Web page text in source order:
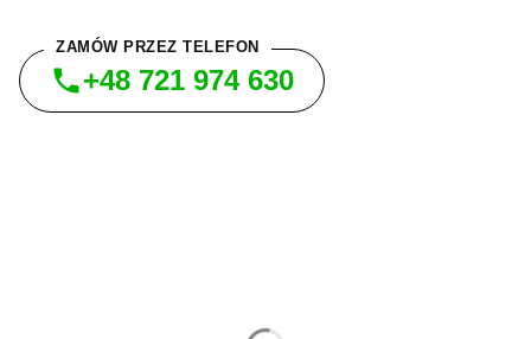
ZAMÓW PRZEZ TELEFON
+48 721 974 630